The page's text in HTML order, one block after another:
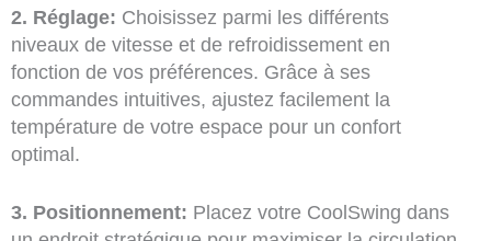
2. Réglage: Choisissez parmi les différents
niveaux de vitesse et de refroidissement en
fonction de vos préférences. Grâce à ses
commandes intuitives, ajustez facilement la
température de votre espace pour un confort
optimal.
3. Positionnement: Placez votre CoolSwing dans